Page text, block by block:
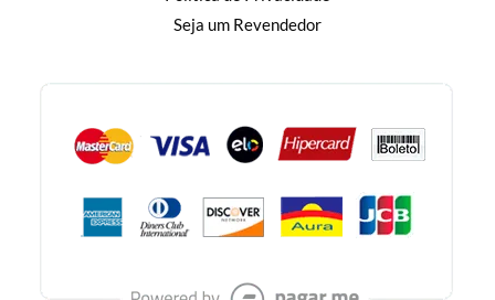
Seja um Revendedor